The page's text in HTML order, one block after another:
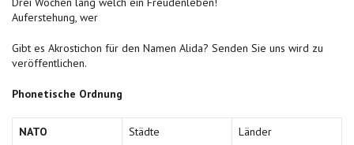
Auferstehung, wer
Gibt es Akrostichon für den Namen Alida? Senden Sie uns wird zu
veröffentlichen.
Phonetische Ordnung
NATO Städte
Länder